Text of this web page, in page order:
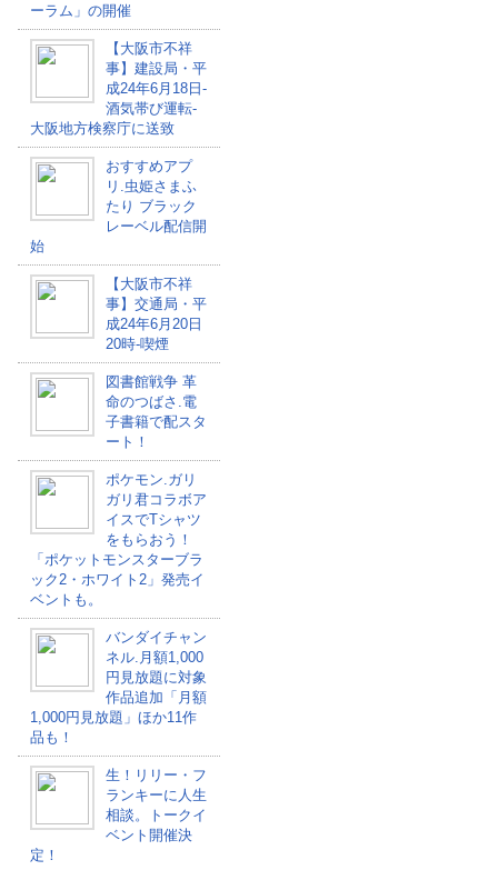
ーラム」の開催
【大阪市不祥
事】建設局・平
成24年6月18日-
酒気帯び運転-
大阪地方検察庁に送致
おすすめアプ
リ.虫姫さまふ
たり ブラック
レーベル配信開
始
【大阪市不祥
事】交通局・平
成24年6月20日
20時-喫煙
図書館戦争 革
命のつばさ.電
子書籍で配スタ
ート！
ポケモン.ガリ
ガリ君コラボア
イスでTシャツ
をもらおう！
「ポケットモンスターブラ
ック2・ホワイト2」発売イ
ベントも。
バンダイチャン
ネル.月額1,000
円見放題に対象
作品追加「月額
1,000円見放題」ほか11作
品も！
生！リリー・フ
ランキーに人生
相談。トークイ
ベント開催決
定！